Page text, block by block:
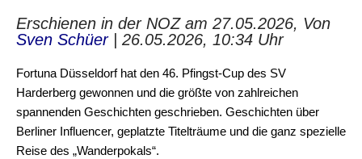
Erschienen in der NOZ am 27.05.2026, Von
Sven Schüer| 26.05.2026, 10:34 Uhr
Fortuna Düsseldorf hat den 46. Pfingst-Cup des SV
Harderberg gewonnen und die größte von zahlreichen
spannenden Geschichten geschrieben. Geschichten über
Berliner Influencer, geplatzte Titelträume und die ganz spezielle
Reise des „Wanderpokals“.